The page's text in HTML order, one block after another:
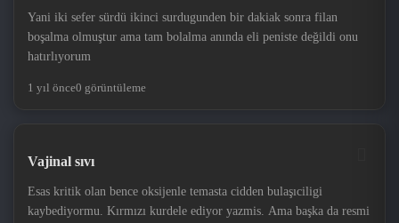
Yani iki sefer sürdü ikinci surdugunden bir dakiak sonra filan
boşalma olmuştur ama tam bolalma anında eli peniste değildi onu
hatırlıyorum
1 yıl önce0 görüntüleme
Vajinal sıvı
Esas kritik olan bence oksijenle temasta cidden bulaşıciligi
kaybediyormu. Kırmızı kurdele ediyor yazmis. Ama başka da resmi